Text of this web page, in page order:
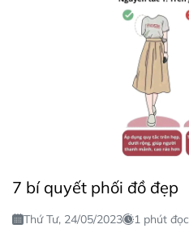
7 bí quyết phối đồ đẹp
Thứ Tư, 24/05/2023 1 phút đọc